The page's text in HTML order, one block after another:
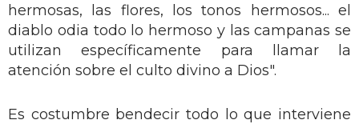
hermosas, las flores, los tonos hermosos... el
diablo odia todo lo hermoso y las campanas se
utilizan específicamente para llamar la
atención sobre el culto divino a Dios".
Es costumbre bendecir todo lo que interviene